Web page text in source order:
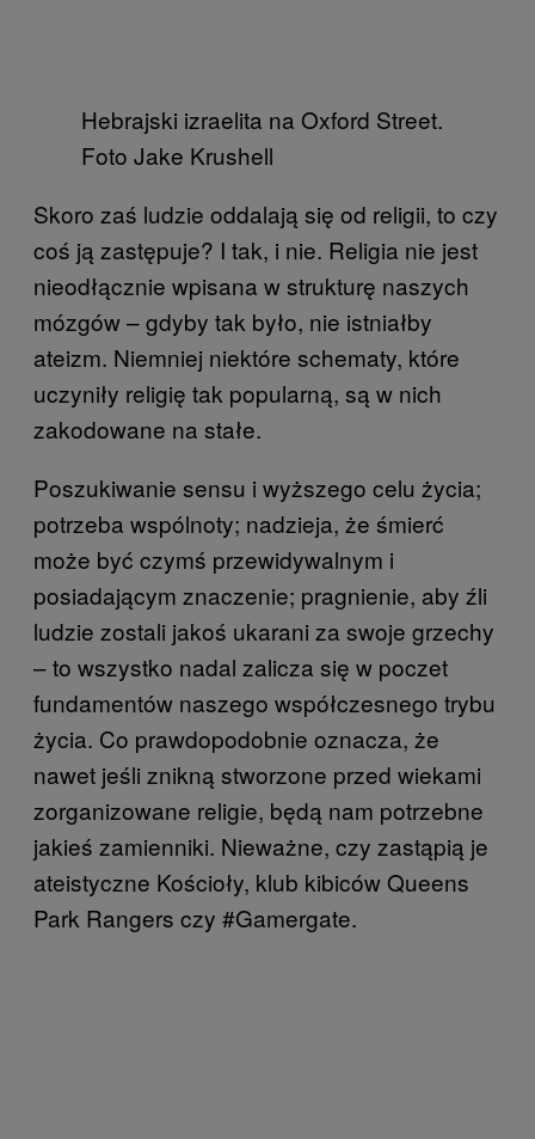
Hebrajski izraelita na Oxford Street.
Foto Jake Krushell
Skoro zaś ludzie oddalają się od religii, to czy
coś ją zastępuje? I tak, i nie. Religia nie jest
nieodłącznie wpisana w strukturę naszych
mózgów – gdyby tak było, nie istniałby
ateizm. Niemniej niektóre schematy, które
uczyniły religię tak popularną, są w nich
zakodowane na stałe.
Poszukiwanie sensu i wyższego celu życia;
potrzeba wspólnoty; nadzieja, że śmierć
może być czymś przewidywalnym i
posiadającym znaczenie; pragnienie, aby źli
ludzie zostali jakoś ukarani za swoje grzechy
– to wszystko nadal zalicza się w poczet
fundamentów naszego współczesnego trybu
życia. Co prawdopodobnie oznacza, że
nawet jeśli znikną stworzone przed wiekami
zorganizowane religie, będą nam potrzebne
jakieś zamienniki. Nieważne, czy zastąpią je
ateistyczne Kościoły, klub kibiców Queens
Park Rangers czy #Gamergate.